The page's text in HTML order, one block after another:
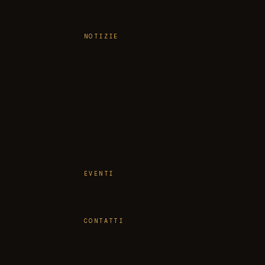
NOTIZIE
EVENTI
CONTATTI